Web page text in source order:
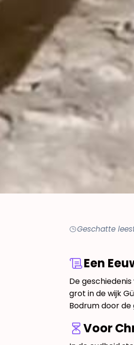
Geschatte
Een
De
grot in de wijk
Bodrum door
Voor